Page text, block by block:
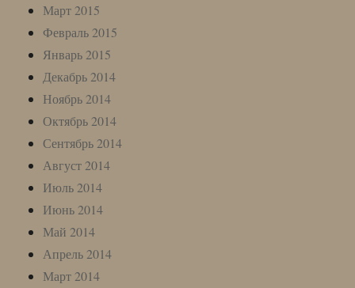
Март 2015
Февраль 2015
Январь 2015
Декабрь 2014
Ноябрь 2014
Октябрь 2014
Сентябрь 2014
Август 2014
Июль 2014
Июнь 2014
Май 2014
Апрель 2014
Март 2014